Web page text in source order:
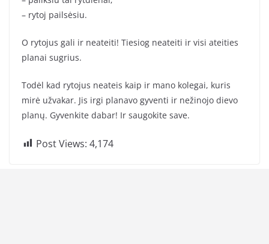
– rytoj pailsėsiu.
O rytojus gali ir neateiti! Tiesiog neateiti ir visi ateities
planai sugrius.
Todėl kad rytojus neateis kaip ir mano kolegai, kuris
mirė užvakar. Jis irgi planavo gyventi ir nežinojo dievo
planų. Gyvenkite dabar! Ir saugokite save.
Post Views: 4,174